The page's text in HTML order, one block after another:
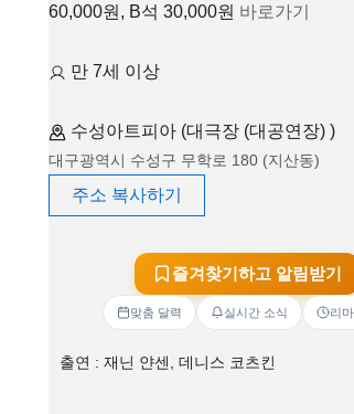
60,000원, B석 30,000원 바로가기
만 7세 이상
수성아트피아 (대극장 (대공연장) )
대구광역시 수성구 무학로 180 (지산동)
주소 복사하기
즐겨찾기하고 알림받기
맞춤 달력 실시간 소식 리
출연 : 재닌 얀센, 데니스 코츠킨